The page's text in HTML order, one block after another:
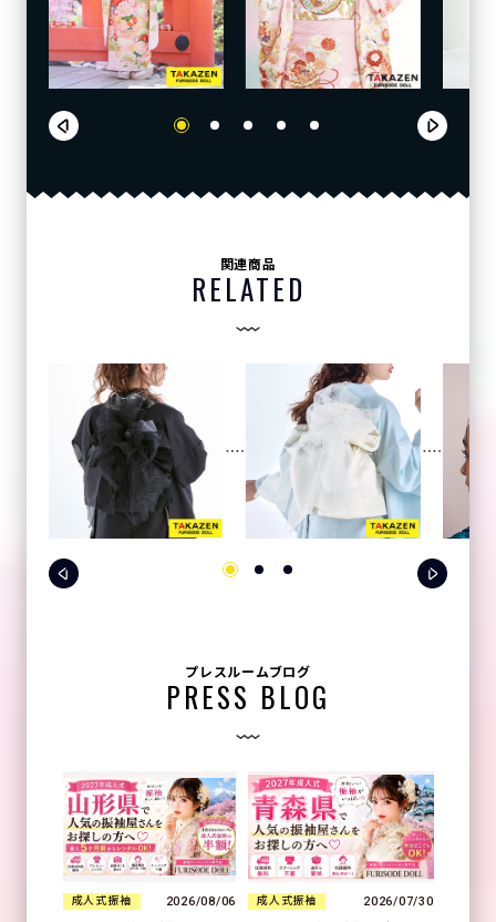
関連商品
RELATED
プレスルームブログ
PRESS BLOG
成人式振袖 2026/08/06 成人式振袖 2026/07/30